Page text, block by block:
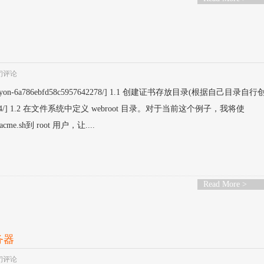
评论
6a786ebfd58c5957642278/] 1.1 创建证书存放目录(根据自己目录自行
] 1.2 在文件系统中定义 webroot 目录。对于当前这个例子，我将使
到 root 用户，让....
Read More >
器
评论